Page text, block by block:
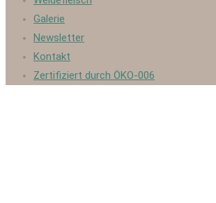
Galerie
Newsletter
Kontakt
Zertifiziert durch ÖKO-006